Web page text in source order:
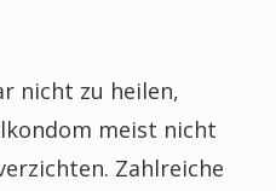
nicht zu heilen,
meist nicht
Zahlreiche